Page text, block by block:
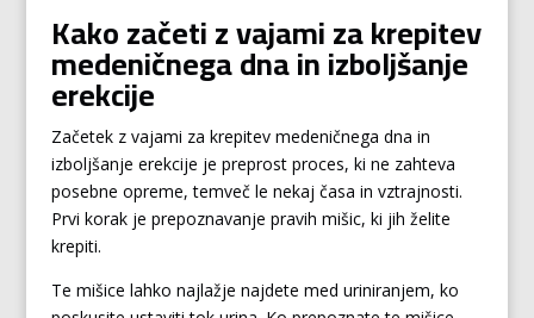
Kako začeti z vajami za krepitev
medeničnega dna in izboljšanje
erekcije
Začetek z vajami za krepitev medeničnega dna in
izboljšanje erekcije je preprost proces, ki ne zahteva
posebne opreme, temveč le nekaj časa in vztrajnosti.
Prvi korak je prepoznavanje pravih mišic, ki jih želite
krepiti.
Te mišice lahko najlažje najdete med uriniranjem, ko